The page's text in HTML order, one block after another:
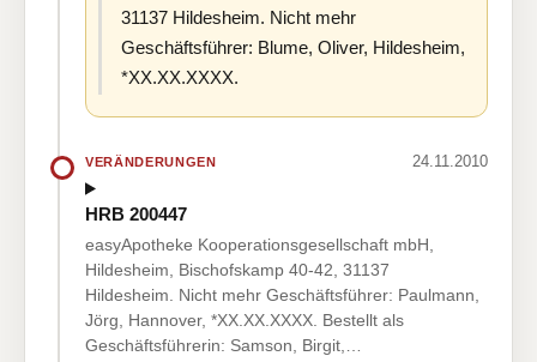
31137 Hildesheim. Nicht mehr
Geschäftsführer: Blume, Oliver, Hildesheim,
*XX.XX.XXXX.
VERÄNDERUNGEN 24.11.2010
HRB 200447
easyApotheke Kooperationsgesellschaft mbH,
Hildesheim, Bischofskamp 40-42, 31137
Hildesheim. Nicht mehr Geschäftsführer: Paulmann,
Jörg, Hannover, *XX.XX.XXXX. Bestellt als
Geschäftsführerin: Samson, Birgit,…